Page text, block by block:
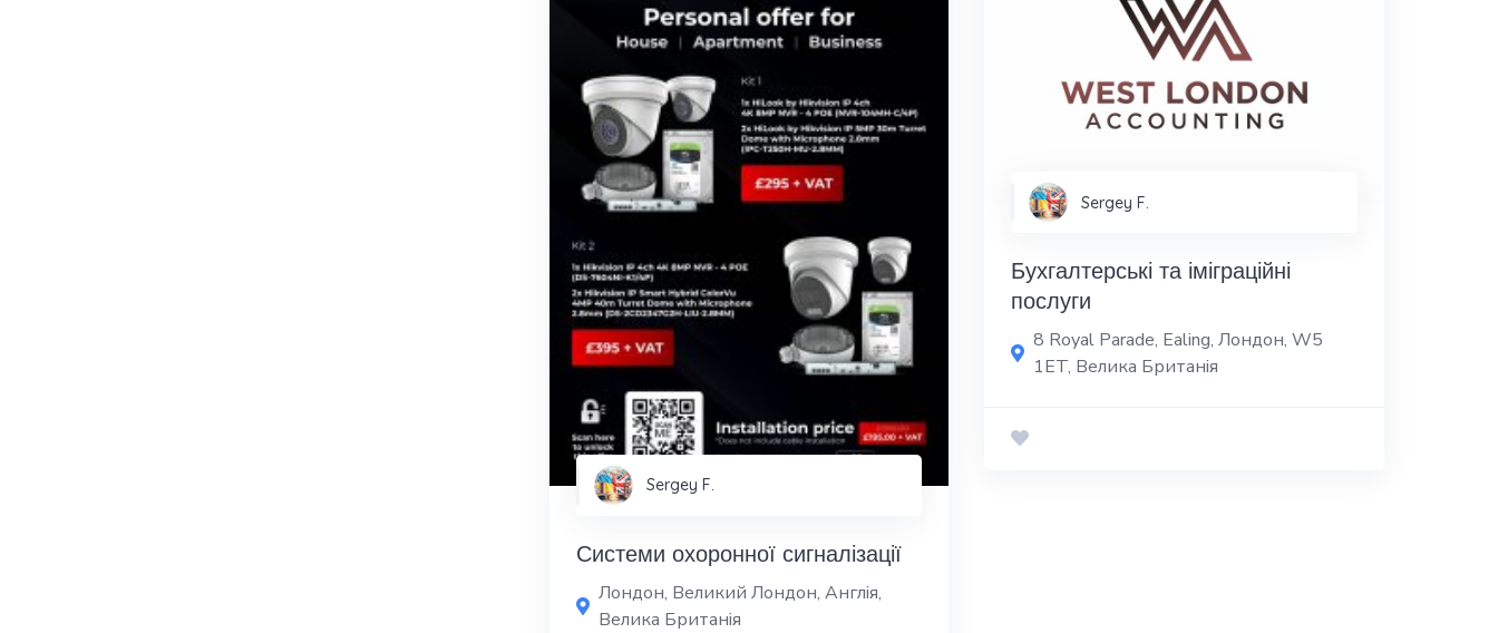
Sergey F.
Системи охоронної сигналізації
Лондон, Великий Лондон, Англія,
Велика Британія
Sergey F.
Бухгалтерські та іміграційні
послуги
8 Royal Parade, Ealing, Лондон, W5
1ET, Велика Британія